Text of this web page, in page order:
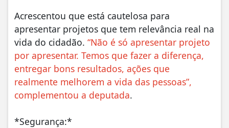
Acrescentou que está cautelosa para
apresentar projetos que tem relevância real na
vida do cidadão. “Não é só apresentar projeto
por apresentar. Temos que fazer a diferença,
entregar bons resultados, ações que
realmente melhorem a vida das pessoas”,
complementou a deputada.
*Segurança:*